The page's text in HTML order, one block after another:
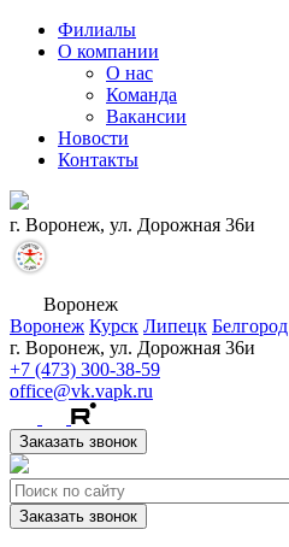
Филиалы
О компании
О нас
Команда
Вакансии
Новости
Контакты
г. Воронеж, ул. Дорожная 36и
Воронеж
Воронеж Курск Липецк Белгород
г. Воронеж, ул. Дорожная 36и
+7 (473) 300-38-59
office@vk.vapk.ru
Заказать звонок
Заказать звонок